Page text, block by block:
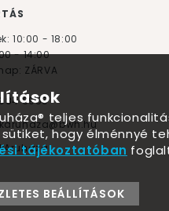
10:00 - 18:00
- 14:00
ZÁRVA
6955
teljes
hogy élménnyé
tájékoztatóban
BEÁLLÍTÁSOK